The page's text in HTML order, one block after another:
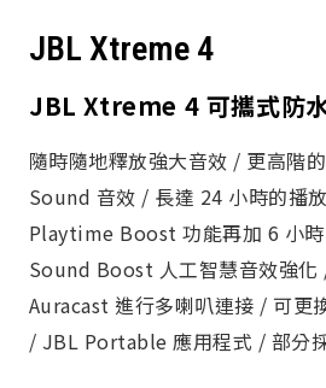
JBL Xtreme 4
JBL Xtreme 4 可攜式防
隨時隨地釋放強大音效 / 更高階
Sound 音效 / 長達 24 小時的播
Playtime Boost 功能再加 6 小
Sound Boost 人工智慧音效強化
Auracast 進行多喇叭連接 / 可更
/ JBL Portable 應用程式 / 部分